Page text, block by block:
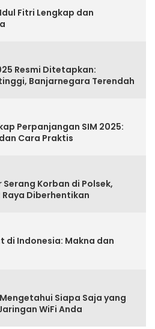
Fitri Lengkap dan
Resmi Ditetapkan:
Banjarnegara Terendah
Perpanjangan SIM 2025:
Cara Praktis
Korban di Polsek,
Diberhentikan
di Indonesia: Makna dan
Siapa Saja yang
WiFi Anda